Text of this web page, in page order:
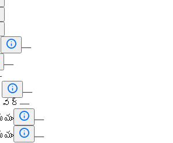
 —
—
 —
—
 —
 —